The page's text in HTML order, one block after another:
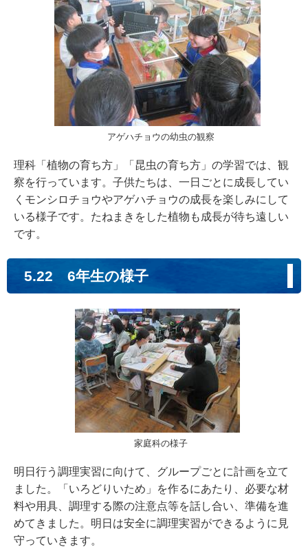
アゲハチョウの幼虫の観察
理科「植物の育ち方」「昆虫の育ち方」の学習では、観
察を行っています。子供たちは、一日ごとに成長してい
くモンシロチョウやアゲハチョウの成長を楽しみにして
いる様子です。たねまきをした植物も成長が待ち遠しい
です。
5.22 6年生の様子
家庭科の様子
明日行う調理実習に向けて、グループごとに計画を立て
ました。「いろどりいため」を作るにあたり、必要な材
料や用具、調理する際の注意点等を話し合い、準備を進
めてきました。明日は安全に調理実習ができるように見
守っていきます。